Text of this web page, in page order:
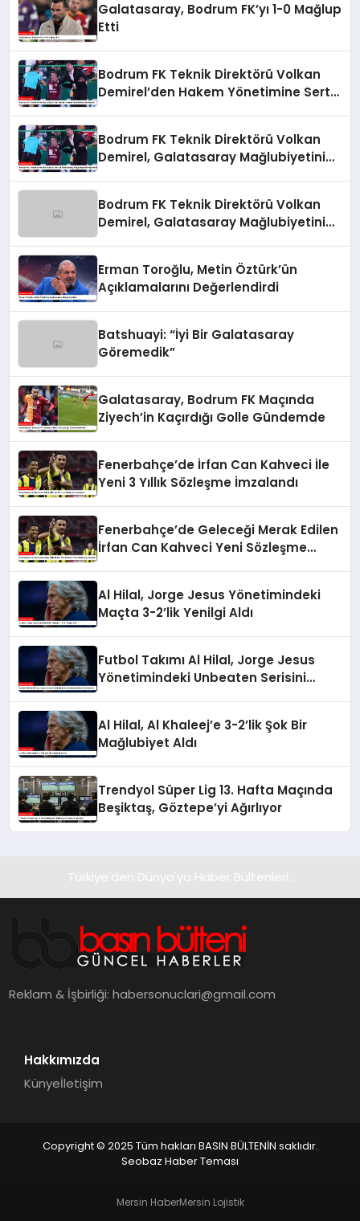
Galatasaray, Bodrum FK’yı 1-0 Mağlup
Etti
Bodrum FK Teknik Direktörü Volkan
Demirel’den Hakem Yönetimine Sert
Bodrum FK Teknik Direktörü Volkan
Demirel, Galatasaray Mağlubiyetini
Bodrum FK Teknik Direktörü Volkan
Demirel, Galatasaray Mağlubiyetini
Erman Toroğlu, Metin Öztürk’ün
Açıklamalarını Değerlendirdi
Batshuayi: “İyi Bir Galatasaray
Göremedik”
Galatasaray, Bodrum FK Maçında
Ziyech’in Kaçırdığı Golle Gündemde
Fenerbahçe’de İrfan Can Kahveci İle
Yeni 3 Yıllık Sözleşme İmzalandı
Fenerbahçe’de Geleceği Merak Edilen
İrfan Can Kahveci Yeni Sözleşme
Al Hilal, Jorge Jesus Yönetimindeki
Maçta 3-2’lik Yenilgi Aldı
Futbol Takımı Al Hilal, Jorge Jesus
Yönetimindeki Unbeaten Serisini
Al Hilal, Al Khaleej’e 3-2’lik Şok Bir
Mağlubiyet Aldı
Trendyol Süper Lig 13. Hafta Maçında
Beşiktaş, Göztepe’yi Ağırlıyor
Türkiye'den Dünya'ya Haber Bültenleri..
Reklam & İşbirliği:habersonuclari@gmail.com
Hakkımızda
Künyeİletişim
Copyright © 2025 Tüm hakları BASIN BÜLTENİN saklıdır.
Seobaz Haber Teması
Mersin HaberMersin Lojistik